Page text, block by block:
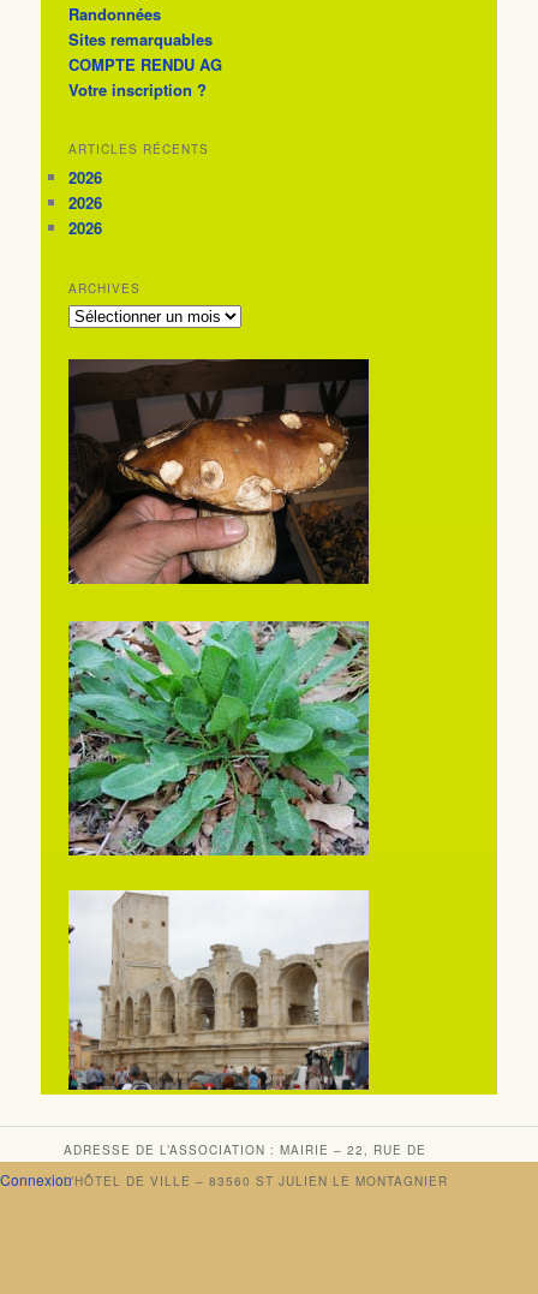
Randonnées
Sites remarquables
COMPTE RENDU AG
Votre inscription ?
ARTICLES RÉCENTS
2026
2026
2026
ARCHIVES
ARCHIVES
ADRESSE DE L’ASSOCIATION : MAIRIE – 22, RUE DE
L’HÔTEL DE VILLE – 83560 ST JULIEN LE MONTAGNIER
Connexion